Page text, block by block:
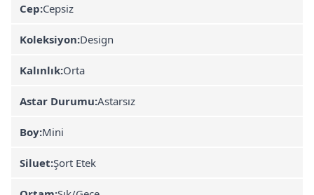
Cep:Cepsiz
Koleksiyon:Design
Kalınlık:Orta
Astar Durumu:Astarsız
Boy:Mini
Siluet:Şort Etek